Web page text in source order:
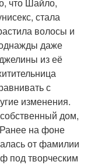
стала
волосы и
даже
из её
с
изменения.
дом,
Ранее на фоне
от фамилии
под творческим